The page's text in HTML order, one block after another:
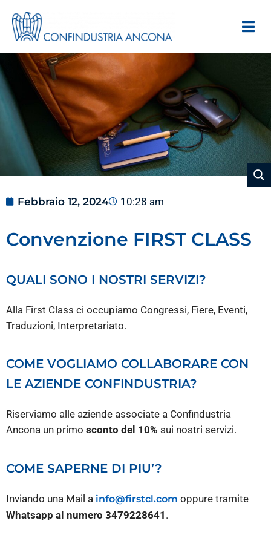
Febbraio 12, 2024 10:28 am
Convenzione FIRST CLASS
QUALI SONO I NOSTRI SERVIZI?
Alla First Class ci occupiamo Congressi, Fiere, Eventi,
Traduzioni, Interpretariato.
COME VOGLIAMO COLLABORARE CON
LE AZIENDE CONFINDUSTRIA?
Riserviamo alle aziende associate a Confindustria
Ancona un primo sconto del 10% sui nostri servizi.
COME SAPERNE DI PIU’?
Inviando una Mail a info@firstcl.com oppure tramite
Whatsapp al numero 3479228641 .